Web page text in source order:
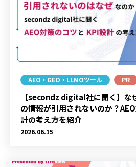
AEO・GEO・LLMOツール PR
【secondz digital社に聞く】な
の情報が引用されないのか？
計の考え方を紹介
2026.06.15